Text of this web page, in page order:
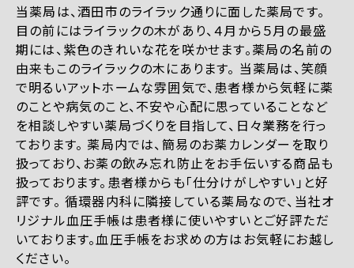
当薬局は、酒田市のライラック通りに面した薬局です。
目の前にはライラックの木があり、４月から５月の最盛
期には、紫色のきれいな花を咲かせます。薬局の名前の
由来もこのライラックの木にあります。 当薬局は、笑顔
で明るいアットホームな雰囲気で、患者様から気軽に薬
のことや病気のこと、不安や心配に思っていることなど
を相談しやすい薬局づくりを目指して、日々業務を行っ
ております。 薬局内では、簡易のお薬カレンダーを取り
扱っており、お薬の飲み忘れ防止をお手伝いする商品も
扱っております。患者様からも「仕分けがしやすい」と好
評です。 循環器内科に隣接している薬局なので、当社オ
リジナル血圧手帳は患者様に使いやすいとご好評ただ
いております。血圧手帳をお求めの方はお気軽にお越し
ください。